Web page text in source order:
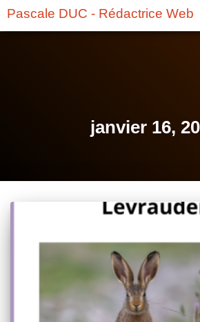
Pascale DUC - Rédactrice Web
janvier 16,